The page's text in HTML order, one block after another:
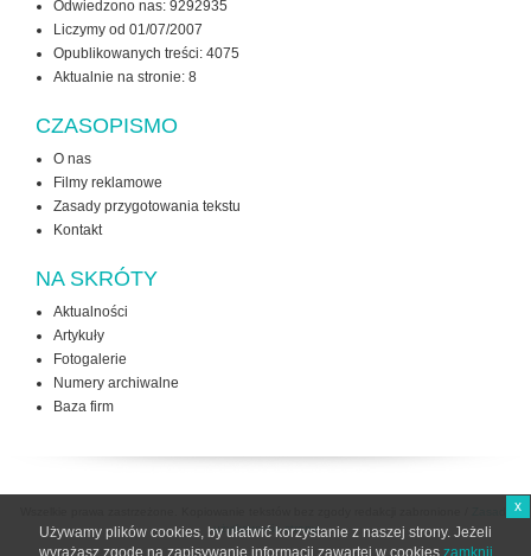
Odwiedzono nas: 9292935
Liczymy od 01/07/2007
Opublikowanych treści: 4075
Aktualnie na stronie: 8
CZASOPISMO
O nas
Filmy reklamowe
Zasady przygotowania tekstu
Kontakt
NA SKRÓTY
Aktualności
Artykuły
Fotogalerie
Numery archiwalne
Baza firm
użytkowania strony
x
Używamy plików cookies, by ułatwić korzystanie z naszej strony. Jeżeli
wyrażasz zgodę na zapisywanie informacji zawartej w cookies zamknij